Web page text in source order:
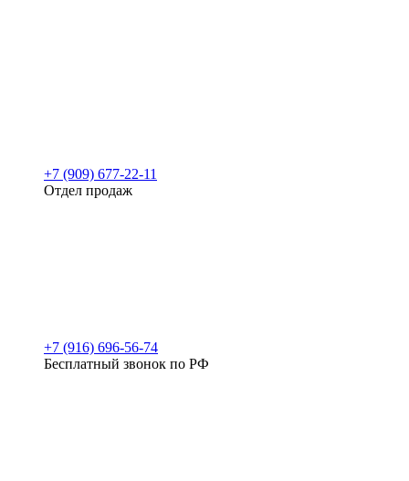
+7 (909) 677-22-11
Отдел продаж
+7 (916) 696-56-74
Бесплатный звонок по РФ